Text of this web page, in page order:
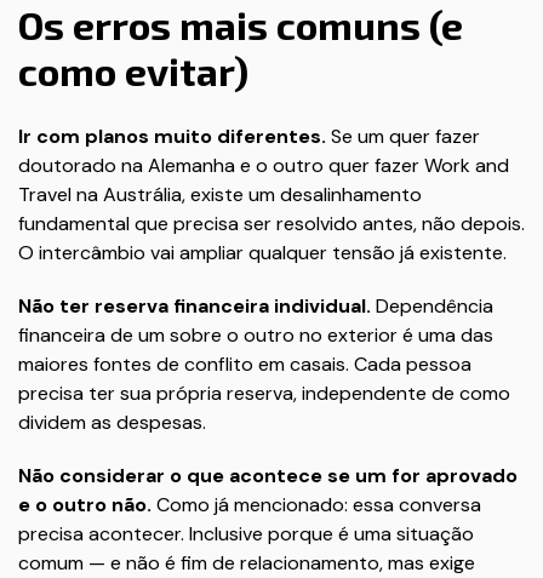
Os erros mais comuns (e
como evitar)
Ir com planos muito diferentes. Se um quer fazer
doutorado na Alemanha e o outro quer fazer Work and
Travel na Austrália, existe um desalinhamento
fundamental que precisa ser resolvido antes, não depois.
O intercâmbio vai ampliar qualquer tensão já existente.
Não ter reserva financeira individual. Dependência
financeira de um sobre o outro no exterior é uma das
maiores fontes de conflito em casais. Cada pessoa
precisa ter sua própria reserva, independente de como
dividem as despesas.
Não considerar o que acontece se um for aprovado
e o outro não. Como já mencionado: essa conversa
precisa acontecer. Inclusive porque é uma situação
comum — e não é fim de relacionamento, mas exige